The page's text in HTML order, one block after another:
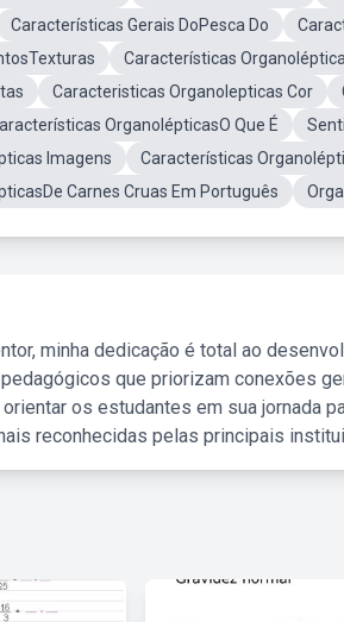
Características Gerais DoPesca Do
Características
Caracteristicas Organolepticas Cor
OrganolépticasO Que É
Imagens
Características
Carnes Cruas Em Português
minha dedicação é total ao
que priorizam conexões
os estudantes em sua jornada
reconhecidas pelas principais